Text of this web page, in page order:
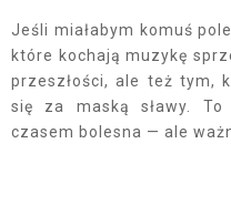
Jeśli miałabym komuś
które kochają muzykę
przeszłości, ale też tym,
się za maską sławy. To
czasem bolesna — ale